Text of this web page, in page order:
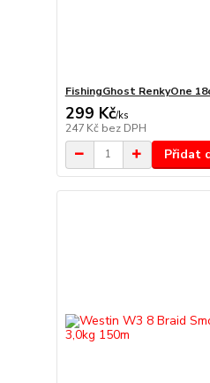
FishingGhost RenkyOne
299 Kč/ks
247 Kč bez DPH
Přidat